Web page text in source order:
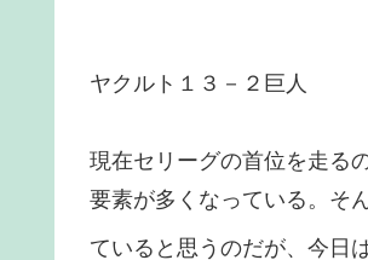
ヤクルト１３－２巨人
現在セリーグの首位を走る
要素が多くなっている。そ
ていると思うのだが、今日